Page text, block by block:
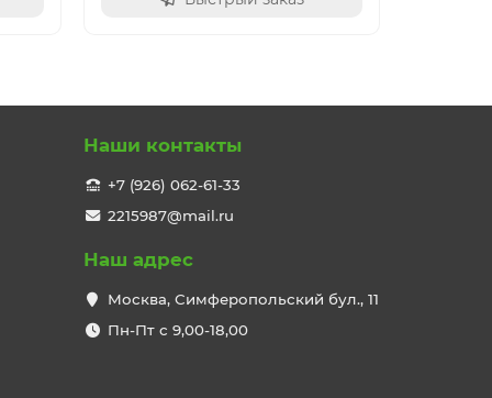
Наши контакты
+7 (926) 062-61-33
2215987@mail.ru
Наш адрес
Москва, Симферопольский бул., 11
Пн-Пт с 9,00-18,00